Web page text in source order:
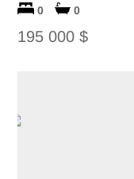
0 0
195 000 $